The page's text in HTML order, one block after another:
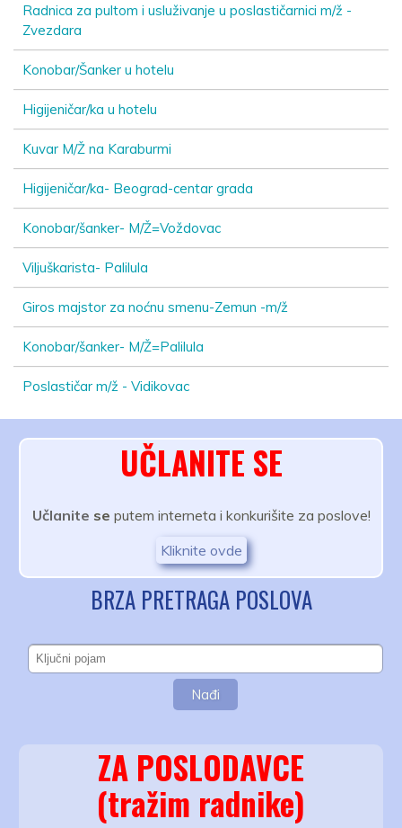
Radnica za pultom i usluživanje u poslastičarnici m/ž -
Zvezdara
Konobar/Šanker u hotelu
Higijeničar/ka u hotelu
Kuvar M/Ž na Karaburmi
Higijeničar/ka- Beograd-centar grada
Konobar/šanker- M/Ž=Voždovac
Viljuškarista- Palilula
Giros majstor za noćnu smenu-Zemun -m/ž
Konobar/šanker- M/Ž=Palilula
Poslastičar m/ž - Vidikovac
UČLANITE SE
Učlanite se putem interneta i konkurišite za poslove!
Kliknite ovde
BRZA PRETRAGA POSLOVA
ZA POSLODAVCE
(tražim radnike)